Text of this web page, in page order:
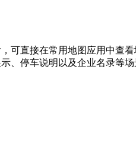
直接在常用地图应用中查
、停车说明以及企业名录等场